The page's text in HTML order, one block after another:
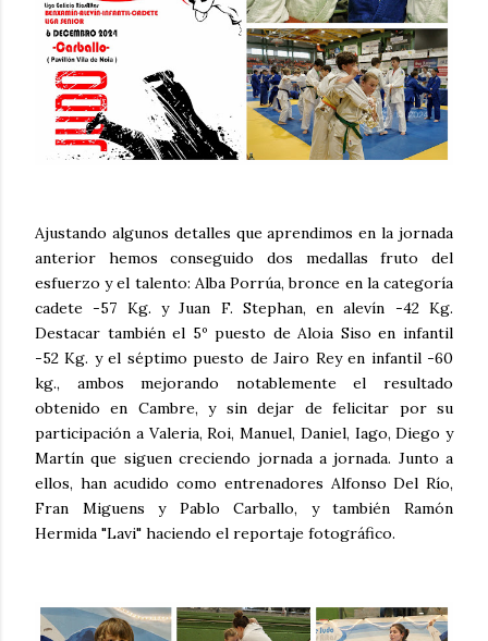
Ajustando algunos detalles que aprendimos en la jornada
anterior hemos conseguido dos medallas fruto del
esfuerzo y el talento: Alba Porrúa, bronce en la categoría
cadete -57 Kg. y Juan F. Stephan, en alevín -42 Kg.
Destacar también el 5º puesto de Aloia Siso en infantil
-52 Kg. y el séptimo puesto de Jairo Rey en infantil -60
kg., ambos mejorando notablemente el resultado
obtenido en Cambre, y sin dejar de felicitar por su
participación a Valeria, Roi, Manuel, Daniel, Iago, Diego y
Martín que siguen creciendo jornada a jornada. Junto a
ellos, han acudido como entrenadores Alfonso Del Río,
Fran Miguens y Pablo Carballo, y también Ramón
Hermida "Lavi" haciendo el reportaje fotográfico.